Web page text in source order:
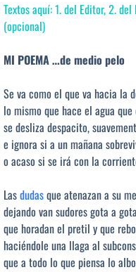
Textos aquí: 1. del Editor, 2.
(opcional)
MI POEMA …de medio pelo
Se va como el que va hacia la
lo mismo que hace el agua
se desliza despacito,
e ignora si a un mañana
o acaso si se irá con la
Lasdudasque atenazan a su
dejando van sudores gota a gota
que horadan el pretil y que
haciéndole una llaga al
que a todo lo que piensa lo